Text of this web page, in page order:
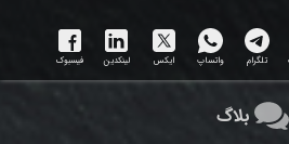
تلگرام واتساپ ایکس لینکدین فیسبوک
بلاگ